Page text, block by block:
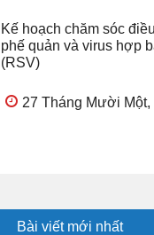
Kế hoạch chăm sóc
phế quản và virus hợp
(RSV)
27 Tháng Mười Một,
Bài viết mới nhất